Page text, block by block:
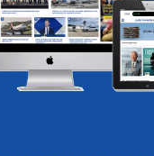
Podcasts